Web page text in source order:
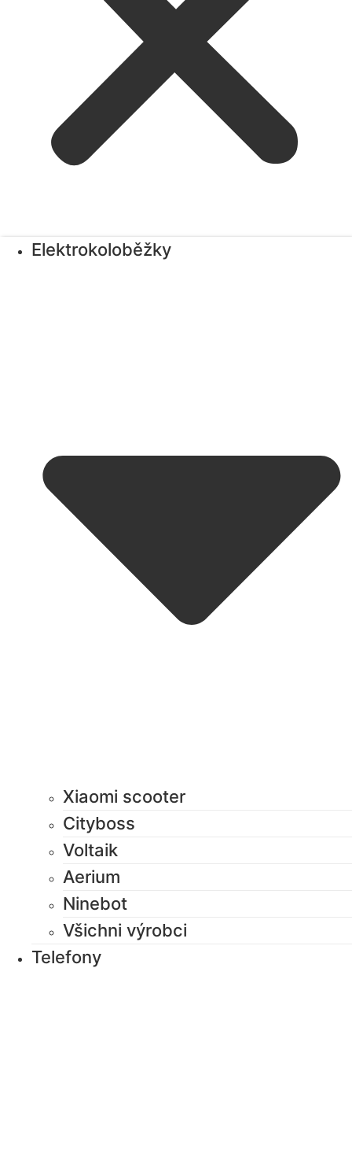
Elektrokoloběžky
Xiaomi scooter
Cityboss
Voltaik
Aerium
Ninebot
Všichni výrobci
Telefony